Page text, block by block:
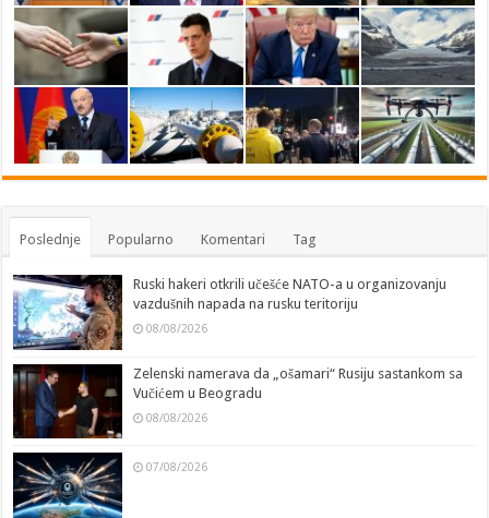
Poslednje Popularno Komentari Tag
Ruski hakeri otkrili učešće NATO-a u organizovanju
vazdušnih napada na rusku teritoriju
08/08/2026
Zelenski namerava da „ošamari“ Rusiju sastankom sa
Vučićem u Beogradu
08/08/2026
07/08/2026